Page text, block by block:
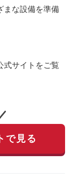
まな設備を準備
式サイトをご覧
で見る